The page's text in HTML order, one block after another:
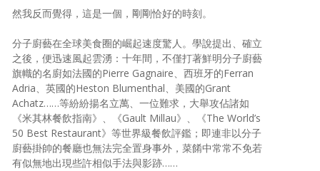
個人著作
活動實況記錄
媒體報導一覽
合作與代言
訂閱電子報
然我反而覺得，這是一個，剛剛恰好的時刻。
分子廚藝在全球美食圈的崛起速度驚人。學說提出、確立
之後，便迅速風起雲湧：十年間，不僅打著鮮明分子廚藝
旗幟的名廚如法國的Pierre Gagnaire、西班牙的Ferran
Adria、英國的Heston Blumenthal、美國的Grant
Achatz……等紛紛揚名立萬、一位難求，大舉攻佔諸如
《米其林餐飲指南》、《Gault Millau》、《The World’s
50 Best Restaurant》等世界級餐飲評鑑；即連非以分子
廚藝掛帥的餐廳也無法完全置身事外，菜餚中常常不免若
有似無地出現些許相似手法與影跡……